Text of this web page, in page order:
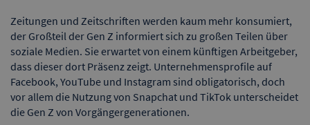
Zeitungen und Zeitschriften werden kaum mehr konsumiert,
der Großteil der Gen Z informiert sich zu großen Teilen über
soziale Medien. Sie erwartet von einem künftigen Arbeitgeber,
dass dieser dort Präsenz zeigt. Unternehmensprofile auf
Facebook, YouTube und Instagram sind obligatorisch, doch
vor allem die Nutzung von Snapchat und TikTok unterscheidet
die Gen Z von Vorgängergenerationen.